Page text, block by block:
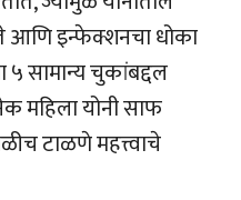
इन्फेक्शनचा धोका
चुकांबद्दल
महिला योनी साफ
टाळणे महत्त्वाचे